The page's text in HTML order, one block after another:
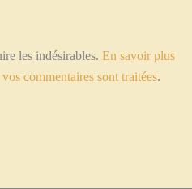
les indésirables. En savoir plus
commentaires sont traitées.